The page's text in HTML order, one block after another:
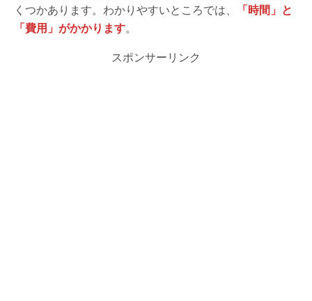
くつかあります。わかりやすいところでは、
「時間」と
「費用」がかかります。
スポンサーリンク